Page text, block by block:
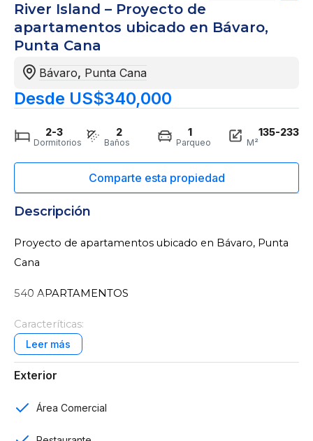
River Island – Proyecto de
apartamentos ubicado en Bávaro,
Punta Cana
Bávaro, Punta Cana
Desde US$340,000
2-3
Dormitorios
2
Baños
1
Parqueo
135-233
M²
Descripción
Proyecto de apartamentos ubicado en Bávaro, Punta
Cana
540 APARTAMENTOS
Caracteríticas:
1, 2 y 3 habitaciones
Exterior
Área Comercial